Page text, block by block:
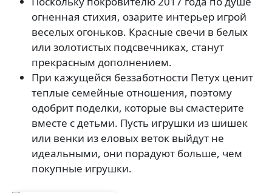
огненная стихия, озарите интерьер игрой
веселых огоньков. Красные свечи в белых
или золотистых подсвечниках, станут
прекрасным дополнением.
При кажущейся беззаботности Петух ценит
теплые семейные отношения, поэтому
одобрит поделки, которые вы смастерите
вместе с детьми. Пусть игрушки из шишек
или венки из еловых веток выйдут не
идеальными, они порадуют больше, чем
покупные игрушки.